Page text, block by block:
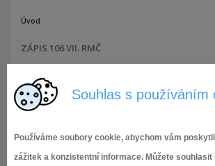
Souhlas s používáním
Používáme soubory cookie, abychom vám
zážitek a konzistentní informace. Můžete
Úvod
ZÁPIS 106 VII. RMČ
3.9.2018